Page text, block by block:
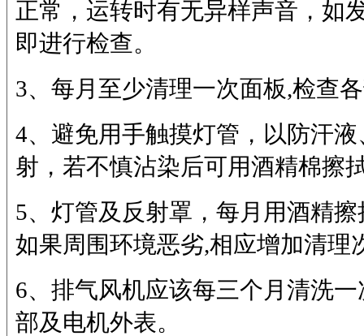
正常，运转时有无异样声音，如
即进行检查。
3、每月至少清理一次面板,检查
4、避免用手触摸灯管，以防汗
射，若不慎沾染后可用酒精棉擦
5、灯管及反射罩，每月用酒精
如果周围环境恶劣,相应增加清理
6、排气风机应该每三个月清洗
部及电机外表。